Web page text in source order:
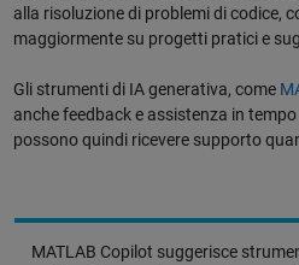
alla risoluzione di problemi di codice,
maggiormente su progetti pratici e
Gli strumenti di IA generativa, come
anche feedback e assistenza in
possono quindi ricevere supporto
MATLAB Copilot suggerisce